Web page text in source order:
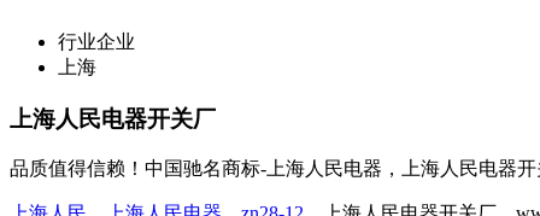
行业企业
上海
上海人民电器开关厂
品质值得信赖！中国驰名商标-上海人民电器，上海人民电器